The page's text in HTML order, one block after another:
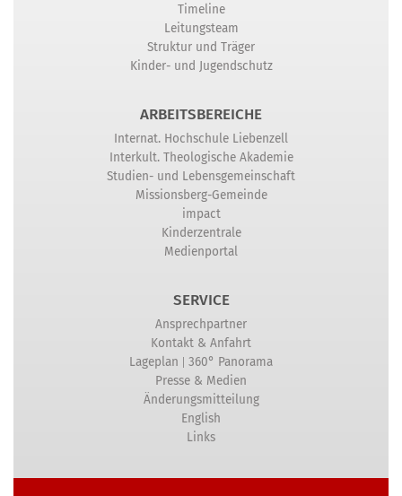
Timeline
Leitungsteam
Struktur und Träger
Kinder- und Jugendschutz
ARBEITSBEREICHE
Internat. Hochschule Liebenzell
Interkult. Theologische Akademie
Studien- und Lebensgemeinschaft
Missionsberg-Gemeinde
impact
Kinderzentrale
Medienportal
SERVICE
Ansprechpartner
Kontakt & Anfahrt
Lageplan | 360° Panorama
Presse & Medien
Änderungsmitteilung
English
Links